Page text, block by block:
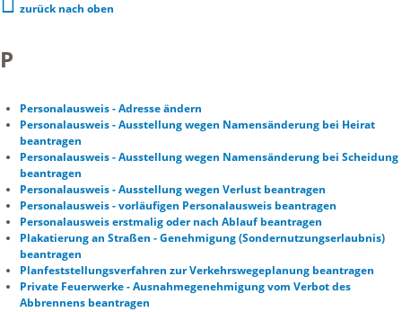
zurück nach oben
P
Personalausweis - Adresse ändern
Personalausweis - Ausstellung wegen Namensänderung bei Heirat
beantragen
Personalausweis - Ausstellung wegen Namensänderung bei Scheidung
beantragen
Personalausweis - Ausstellung wegen Verlust beantragen
Personalausweis - vorläufigen Personalausweis beantragen
Personalausweis erstmalig oder nach Ablauf beantragen
Plakatierung an Straßen - Genehmigung (Sondernutzungserlaubnis)
beantragen
Planfeststellungsverfahren zur Verkehrswegeplanung beantragen
Private Feuerwerke - Ausnahmegenehmigung vom Verbot des
Abbrennens beantragen